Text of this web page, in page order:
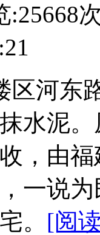
:25668
区河东
水泥
，由
一说
。 [阅